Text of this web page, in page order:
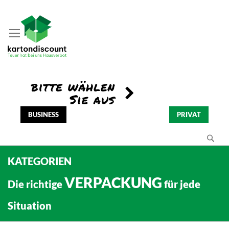
BUSINESS PRIVAT
KATEGORIEN
Die richtigeVERPACKUNG für jede
Situation